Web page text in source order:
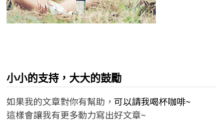
小小的支持，大大的鼓勵
如果我的文章對你有幫助， 可以請我喝杯咖啡~
這樣會讓我有更多動力寫出好文章~